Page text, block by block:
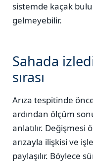
sistemde kaçak
gelmeyebilir.
Sahada
sırası
Arıza tespitinde
ardından ölçüm
anlatılır. Değişmesi
arızayla ilişkisi ve
paylaşılır. Böylece